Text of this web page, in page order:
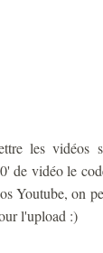
les vidéos
de vidéo le
Youtube, on
l'upload :)